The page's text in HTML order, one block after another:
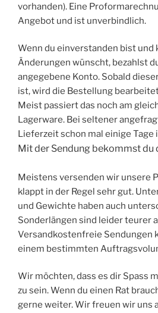
vorhanden). Eine
Angebot und ist unverbindlich.
Wenn du einverstanden bist und
Änderungen wünscht, bezahlst
angegebene Konto. Sobald
ist, wird die Bestellung
Meist passiert das noch am
Lagerware. Bei seltener
Lieferzeit schon mal einige Tage
Mit der Sendung bekommst du
Meistens versenden wir unsere
klappt in der Regel sehr gut.
und Gewichte haben auch
Sonderlängen sind leider teurer
Versandkostenfreie Sendungen
einem bestimmten
Wir möchten, dass es dir Spass
zu sein. Wenn du einen Rat
gerne weiter. Wir freuen wir uns